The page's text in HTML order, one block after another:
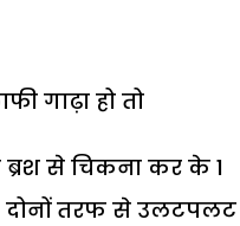
गाढ़ा हो तो
ब्रश से चिकना कर के 1
तरफ से